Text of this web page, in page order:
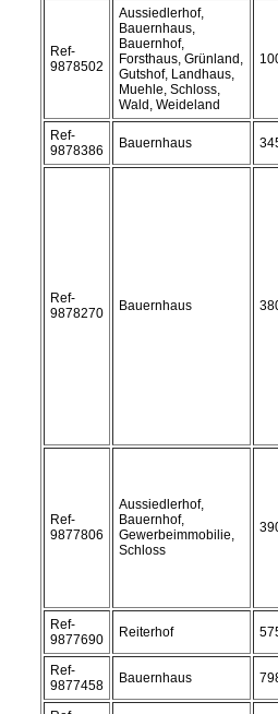
Ref-
9878502
Aussiedlerhof,
Bauernhaus,
Bauernhof,
Forsthaus, Grünland,
Gutshof, Landhaus,
Muehle, Schloss,
Wald, Weideland
Ref-
9878386
Bauernhaus
Ref-
9878270
Bauernhaus
Ref-
9877806
Aussiedlerhof,
Bauernhof,
Gewerbeimmobilie,
Schloss
Ref-
9877690
Reiterhof
Ref-
9877458
Bauernhaus